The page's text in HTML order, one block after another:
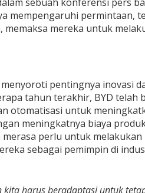
mempengaruhi permintaan,
mereka untuk
pentingnya inovasi
tahun terakhir, BYD telah
otomatisasi untuk
meningkatnya biaya
perlu untuk
sebagai pemimpin di
kita harus beradaptasi untuk